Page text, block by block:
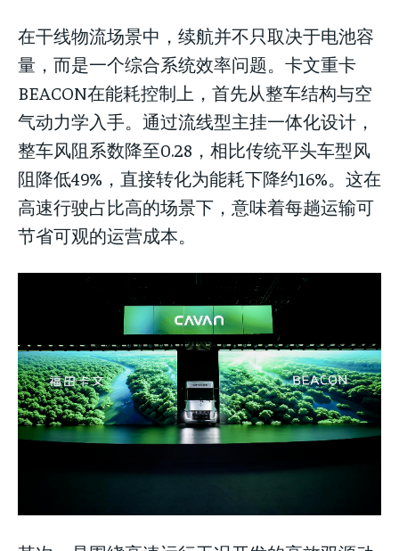
在干线物流场景中，续航并不只取决于电池容
量，而是一个综合系统效率问题。卡文重卡
BEACON在能耗控制上，首先从整车结构与空
气动力学入手。通过流线型主挂一体化设计，
整车风阻系数降至0.28，相比传统平头车型风
阻降低49%，直接转化为能耗下降约16%。这在
高速行驶占比高的场景下，意味着每趟运输可
节省可观的运营成本。